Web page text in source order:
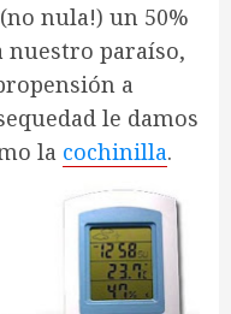
nula!) un 50%
nuestro paraíso,
a
le damos
la cochinilla.